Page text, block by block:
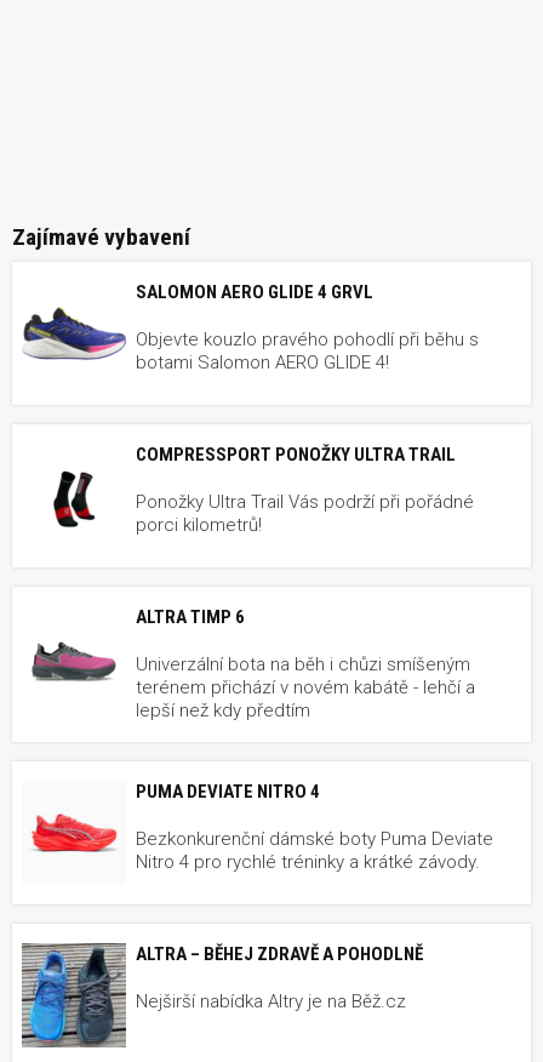
Zajímavé vybavení
SALOMON AERO GLIDE 4 GRVL
Objevte kouzlo pravého pohodlí při běhu s
botami Salomon AERO GLIDE 4!
COMPRESSPORT PONOŽKY ULTRA TRAIL
Ponožky Ultra Trail Vás podrží při pořádné
porci kilometrů!
ALTRA TIMP 6
Univerzální bota na běh i chůzi smíšeným
terénem přichází v novém kabátě - lehčí a
lepší než kdy předtím
PUMA DEVIATE NITRO 4
Bezkonkurenční dámské boty Puma Deviate
Nitro 4 pro rychlé tréninky a krátké závody.
ALTRA – BĚHEJ ZDRAVĚ A POHODLNĚ
Nejširší nabídka Altry je na Běž.cz